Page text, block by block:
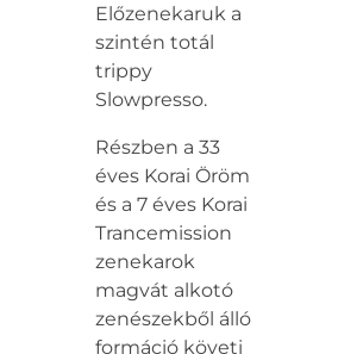
Előzenekaruk a
szintén totál
trippy
Slowpresso.
Részben a 33
éves Korai Öröm
és a 7 éves Korai
Trancemission
zenekarok
magvát alkotó
zenészekből álló
formáció követi